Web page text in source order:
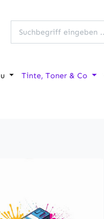
Tinte, Toner & Co